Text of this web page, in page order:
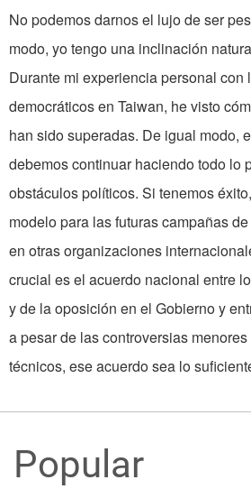
No podemos darnos el lujo de ser
modo, yo tengo una inclinación
Durante mi experiencia personal con
democráticos en Taiwan, he visto
han sido superadas. De igual modo,
debemos continuar haciendo todo lo
obstáculos políticos. Si tenemos
modelo para las futuras campañas
en otras organizaciones
crucial es el acuerdo nacional entre
y de la oposición en el Gobierno y
a pesar de las controversias
técnicos, ese acuerdo sea lo
Popular